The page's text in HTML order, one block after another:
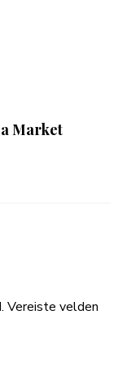
Market
Vereiste velden